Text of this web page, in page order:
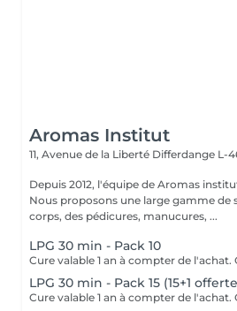
Aromas Institut
11, Avenue de la Liberté Differdange L-
Depuis 2012, l'équipe de Aromas
Nous proposons une large gamme de
corps, des pédicures, manucures, ...
LPG 30 min - Pack 10
LPG 30 min - Pack 15 (15+1